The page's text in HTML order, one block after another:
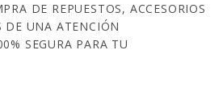
DE REPUESTOS, ACCESORIOS
DE UNA ATENCIÓN
SEGURA PARA TU